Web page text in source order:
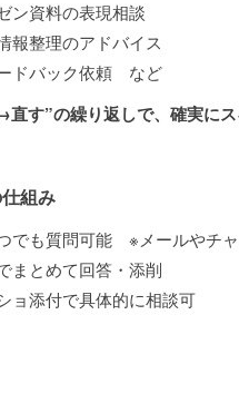
ン資料の表現相談
報整理のアドバイス
ドバック依頼 など
す”の繰り返しで、確実にス
組み
でも質問可能 ※メールやチ
まとめて回答・添削
ョ添付で具体的に相談可